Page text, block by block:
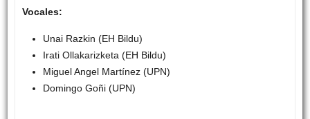
Vocales:
Unai Razkin (EH Bildu)
Irati Ollakarizketa (EH Bildu)
Miguel Angel Martínez (UPN)
Domingo Goñi (UPN)